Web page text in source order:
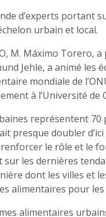
d’experts portant
urbain et local.
M. Máximo Torero,
Jehle, a animé les
mondiale de
à l’Université
représentent
presque doubler
le rôle et le
les dernières
dont les villes et
alimentaires pour
alimentaires